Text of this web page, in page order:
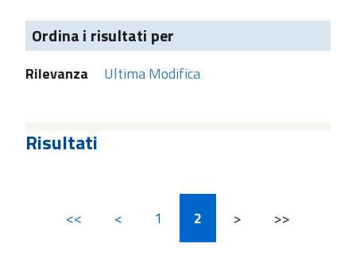
Ordina i risultati per
Rilevanza Ultima Modifica
Risultati
<< < 1 2 > >>